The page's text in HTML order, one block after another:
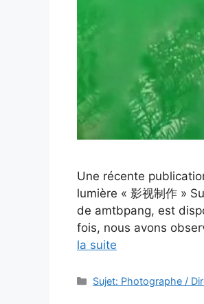
Une récente
lumière « 影视制作 »
de amtbpang, est
fois, nous avons
la suite
Catégories
Sujet: Photographe /